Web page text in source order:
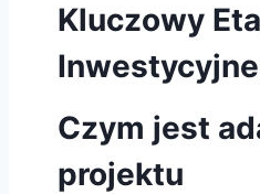
Kluczowy
Czym jest
projektu